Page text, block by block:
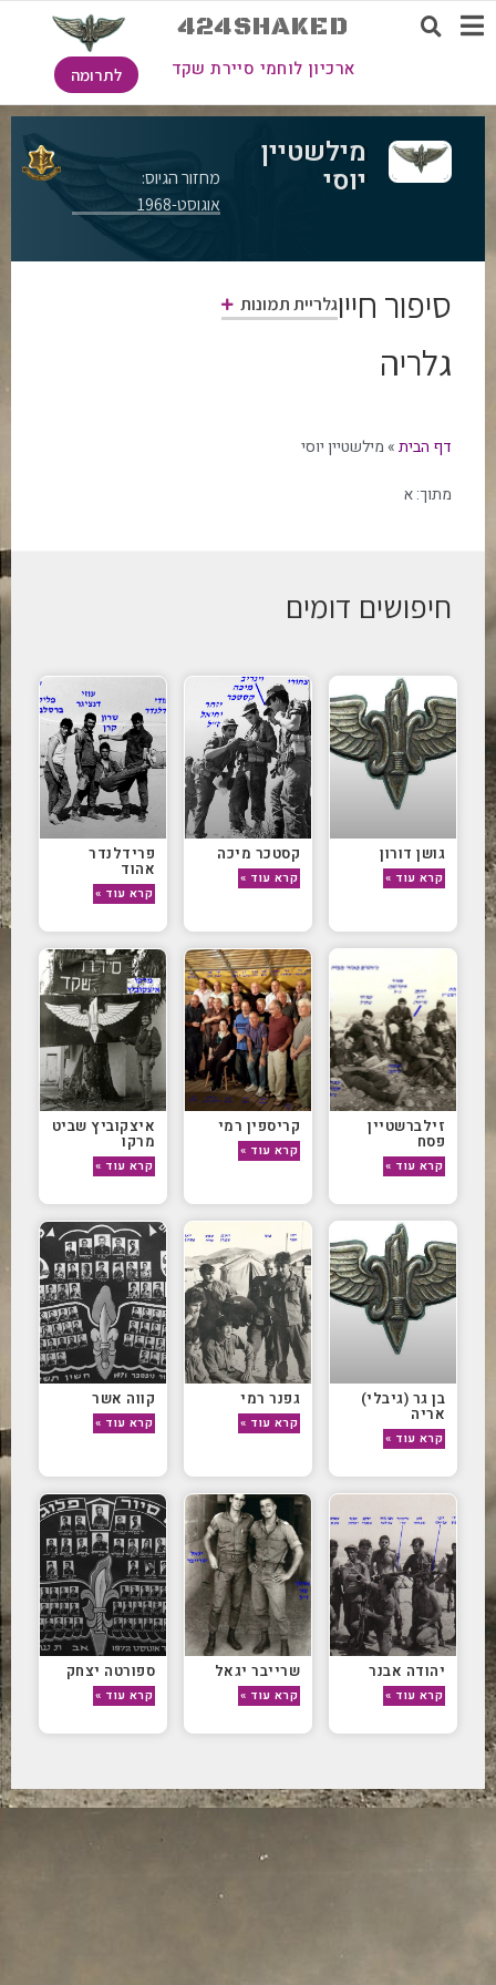
424SHAKED
ארכיון לוחמי סיירת שקד לתרומה
מילשטיין
יוסי
מחזור הגיוס:
אוגוסט-1968
סיפור חייוגלריית תמונות
גלריה
דף הבית» מילשטיין יוסי
מתוך:א
חיפושים דומים
גושן דורון
קרא עוד »
קסטכר מיכה
קרא עוד »
פרידלנדר
אהוד
קרא עוד »
זילברשטיין
פסח
קרא עוד »
קריספין רמי
קרא עוד »
איצקוביץ שביט
מרקו
קרא עוד »
בן גר (גיבלי)
אריה
קרא עוד »
גפנר רמי
קרא עוד »
קווה אשר
קרא עוד »
יהודה אבנר
קרא עוד »
שרייבר יגאל
קרא עוד »
ספורטה יצחק
קרא עוד »